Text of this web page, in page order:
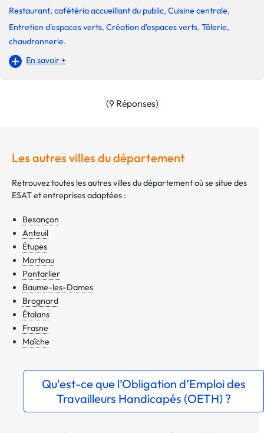
Restaurant, cafétéria accueillant du public, Cuisine centrale,
Entretien d'espaces verts, Création d'espaces verts, Tôlerie,
chaudronnerie.
En savoir +
(9 Réponses)
Les autres villes du département
Retrouvez toutes les autres villes du département où se situe des
ESAT et entreprises adaptées :
Besançon
Anteuil
Étupes
Morteau
Pontarlier
Baume-les-Dames
Brognard
Étalans
Frasne
Maîche
Qu'est-ce que l’Obligation d’Emploi des
Travailleurs Handicapés (OETH) ?